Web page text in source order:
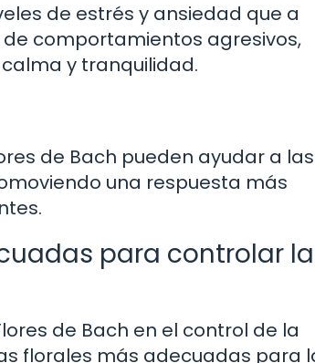
de estrés y ansiedad que a
comportamientos agresivos,
y tranquilidad.
de Bach pueden ayudar a las
una respuesta más
para controlar la
de Bach en el control de la
florales más adecuadas para